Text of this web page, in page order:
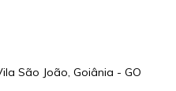
São João, Goiânia - GO